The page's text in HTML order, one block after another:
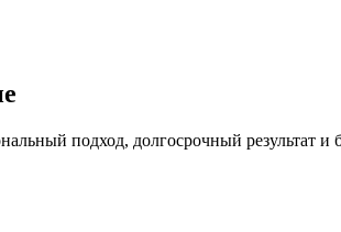
подход, долгосрочный результат и